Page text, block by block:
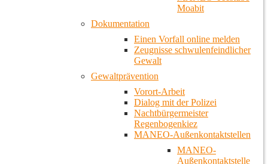
Moabit
Dokumentation
Einen Vorfall online melden
Zeugnisse schwulenfeindlicher
Gewalt
Gewaltprävention
Vorort-Arbeit
Dialog mit der Polizei
Nachtbürgermeister
Regenbogenkiez
MANEO-Außenkontaktstellen
MANEO-
Außenkontaktstelle